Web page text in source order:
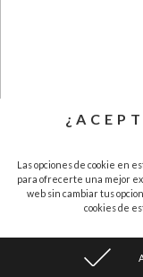
Las opciones de cookie en
para ofrecerte una mejor
web sin cambiar tus
cookies de
PRINCIPAL
Río y Jara